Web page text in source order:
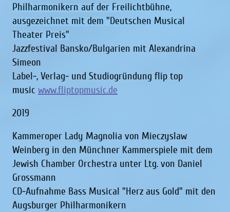
Philharmonikern auf der Freilichtbühne,
ausgezeichnet mit dem "Deutschen Musical
Theater Preis"
Jazzfestival Bansko/Bulgarien mit Alexandrina
Simeon
Label-, Verlag- und Studiogründung flip top
music www.fliptopmusic.de
2019
Kammeroper Lady Magnolia von Mieczyslaw
Weinberg in den Münchner Kammerspiele mit dem
Jewish Chamber Orchestra unter Ltg. von Daniel
Grossmann
CD-Aufnahme Bass Musical "Herz aus Gold" mit den
Augsburger Philharmonikern